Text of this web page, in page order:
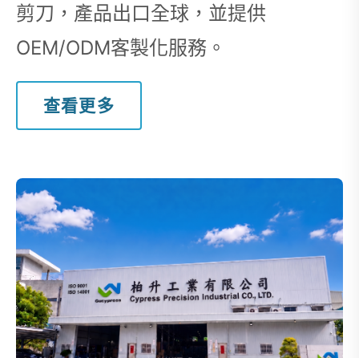
剪刀，產品出口全球，並提供
OEM/ODM客製化服務。
查看更多